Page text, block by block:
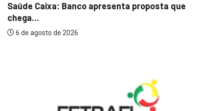
Saúde Caixa: Banco apresenta proposta que
chega...
6 de agosto de 2026